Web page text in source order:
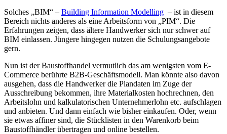
Solches „BIM“ – Building Information Modelling – ist in diesem
Bereich nichts anderes als eine Arbeitsform von „PIM“. Die
Erfahrungen zeigen, dass ältere Handwerker sich nur schwer auf
BIM einlassen. Jüngere hingegen nutzen die Schulungsangebote
gern.
Nun ist der Baustoffhandel vermutlich das am wenigsten vom E-
Commerce berührte B2B-Geschäftsmodell. Man könnte also davon
ausgehen, dass die Handwerker die Plandaten im Zuge der
Ausschreibung bekommen, ihre Materialkosten hochrechnen, den
Arbeitslohn und kalkulatorischen Unternehmerlohn etc. aufschlagen
und anbieten. Und dann einfach wie bisher einkaufen. Oder, wenn
sie etwas affiner sind, die Stücklisten in den Warenkorb beim
Baustoffhändler übertragen und online bestellen.